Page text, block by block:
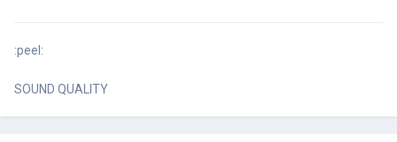
:peel:
SOUND QUALITY